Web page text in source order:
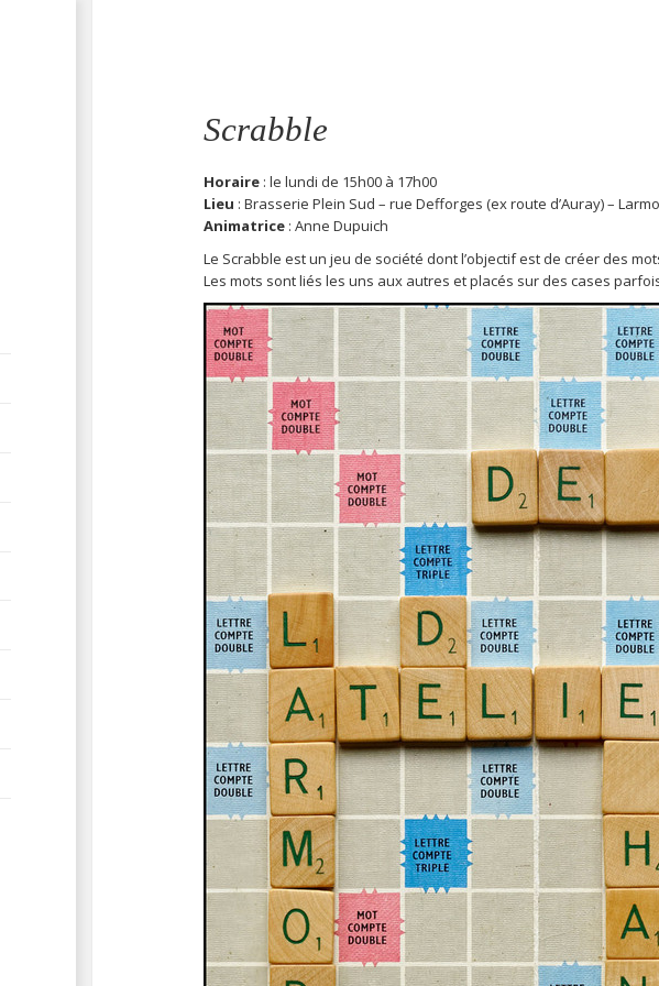
Scrabble
Horaire: le lundi de 15h00 à 17h00
Lieu : Brasserie Plein Sud – rue Defforges (ex route d’Auray) –
Animatrice: Anne Dupuich
Le Scrabble est un jeu de société dont l’objectif est de créer des
Les mots sont liés les uns aux autres et placés sur des cases